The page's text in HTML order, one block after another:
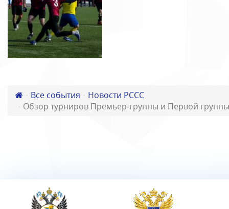
Все события
Новости РССС
Обзор турниров Премьер-группы и Первой